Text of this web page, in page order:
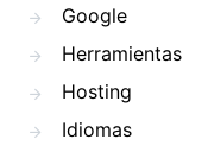
Google
Herramientas
Hosting
Idiomas